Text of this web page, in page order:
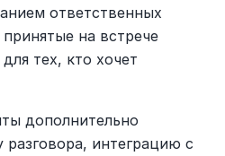
ответственных
на встрече
тех, кто хочет
дополнительно
разговора, интеграцию с